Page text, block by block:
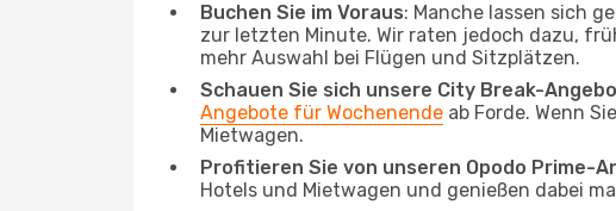
Buchen Sie im Voraus: Manche lassen sich
zur letzten Minute. Wir raten jedoch dazu,
mehr Auswahl bei Flügen und Sitzplätzen.
Schauen Sie sich unsere City Break-
Angebote für Wochenende ab Forde. Wenn
Mietwagen.
Profitieren Sie von unseren Opodo Prime-
Hotels und Mietwagen und genießen dabei